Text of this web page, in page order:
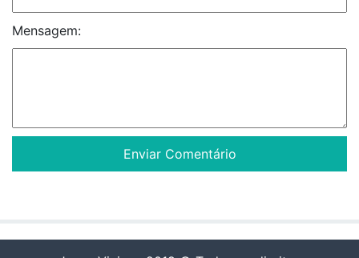
Mensagem: